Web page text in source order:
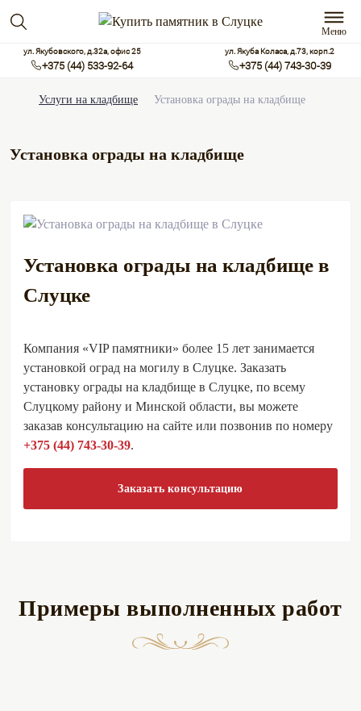
Меню
ул. Якубовского, д.32а, офис 25
+375 (44) 533-92-64
ул. Якуба Коласа, д.73, корп.2
+375 (44) 743-30-39
Услуги на кладбище Установка ограды на кладбище
Установка ограды на кладбище
Установка ограды на кладбище в
Слуцке
Компания «VIP памятники» более 15 лет занимается
установкой оград на могилу в Слуцке. Заказать
установку ограды на кладбище в Слуцке, по всему
Слуцкому району и Минской области, вы можете
заказав консультацию на сайте или позвонив по номеру
+375 (44) 743-30-39.
Заказать консультацию
Примеры выполненных работ